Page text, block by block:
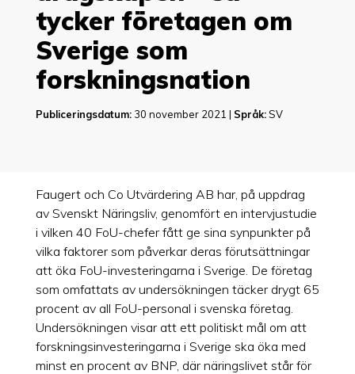
tycker företagen om
Sverige som
forskningsnation
Publiceringsdatum:30 november 2021 | Språk:SV
Faugert och Co Utvärdering AB har, på uppdrag
av Svenskt Näringsliv, genomfört en intervjustudie
i vilken 40 FoU-chefer fått ge sina synpunkter på
vilka faktorer som påverkar deras förutsättningar
att öka FoU-investeringarna i Sverige. De företag
som omfattats av undersökningen täcker drygt 65
procent av all FoU-personal i svenska företag.
Undersökningen visar att ett politiskt mål om att
forskningsinvesteringarna i Sverige ska öka med
minst en procent av BNP, där näringslivet står för